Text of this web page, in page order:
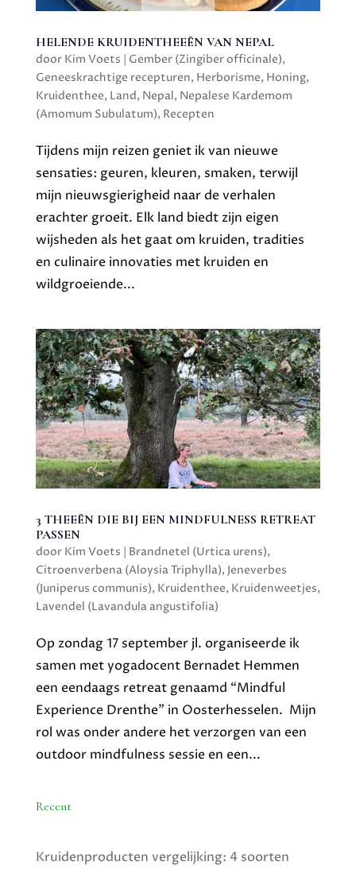
HELENDE KRUIDENTHEEËN VAN NEPAL
door Kim Voets | Gember (Zingiber officinale),
Geneeskrachtige recepturen, Herborisme, Honing,
Kruidenthee, Land, Nepal, Nepalese Kardemom
(Amomum Subulatum), Recepten
Tijdens mijn reizen geniet ik van nieuwe
sensaties: geuren, kleuren, smaken, terwijl
mijn nieuwsgierigheid naar de verhalen
erachter groeit. Elk land biedt zijn eigen
wijsheden als het gaat om kruiden, tradities
en culinaire innovaties met kruiden en
wildgroeiende...
3 THEEËN DIE BIJ EEN MINDFULNESS RETREAT
PASSEN
door Kim Voets Brandnetel (Urtica urens),
Citroenverbena (Aloysia Triphylla), Jeneverbes
(Juniperus communis), Kruidenthee, Kruidenweetjes,
Lavendel (Lavandula angustifolia)
Op zondag 17 september jl. organiseerde ik
samen met yogadocent Bernadet Hemmen
een eendaags retreat genaamd “Mindful
Experience Drenthe” in Oosterhesselen. Mijn
rol was onder andere het verzorgen van een
outdoor mindfulness sessie en een...
Recent
Kruidenproducten vergelijking: 4 soorten